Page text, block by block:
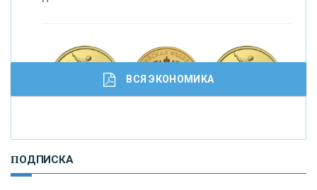
И
сохранения и увеличения капитала
ВСЯ ЭКОНОМИКА
ПОДПИСКА